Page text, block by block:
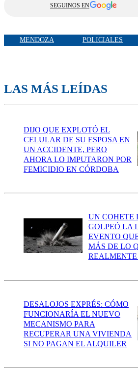
SEGUINOS EN
MENDOZA POLICIALES
LAS MÁS LEÍDAS
DIJO QUE EXPLOTÓ EL
CELULAR DE SU ESPOSA EN
UN ACCIDENTE, PERO
AHORA LO IMPUTARON POR
FEMICIDIO EN CÓRDOBA
UN COHETE
GOLPEÓ LA
EVENTO
MÁS DE LO
REALMENTE
DESALOJOS EXPRÉS: CÓMO
FUNCIONARÍA EL NUEVO
MECANISMO PARA
RECUPERAR UNA VIVIENDA
SI NO PAGAN EL ALQUILER